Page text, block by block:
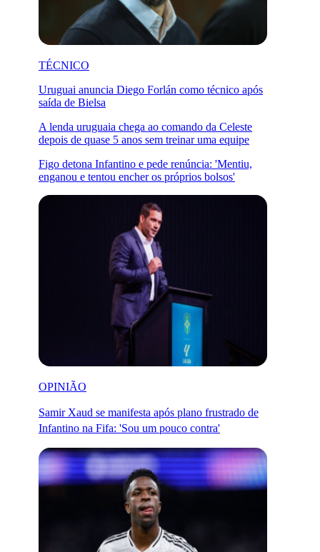
TÉCNICO
Uruguai anuncia Diego Forlán como técnico após
saída de Bielsa
A lenda uruguaia chega ao comando da Celeste
depois de quase 5 anos sem treinar uma equipe
Figo detona Infantino e pede renúncia: 'Mentiu,
enganou e tentou encher os próprios bolsos'
OPINIÃO
Samir Xaud se manifesta após plano frustrado de
Infantino na Fifa: 'Sou um pouco contra'